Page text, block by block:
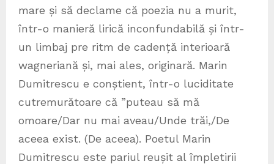
mare și să declame că poezia nu a murit,
într-o manieră lirică inconfundabilă și într-
un limbaj pre ritm de cadență interioară
wagneriană și, mai ales, originară. Marin
Dumitrescu e conștient, într-o luciditate
cutremurătoare că ”puteau să mă
omoare/Dar nu mai aveau/Unde trăi,/De
aceea exist. (De aceea). Poetul Marin
Dumitrescu este pariul reușit al împletirii